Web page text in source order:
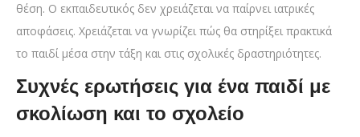
θέση. Ο εκπαιδευτικός δεν χρειάζεται να παίρνει ιατρικές
αποφάσεις. Χρειάζεται να γνωρίζει πώς θα στηρίξει πρακτικά
το παιδί μέσα στην τάξη και στις σχολικές δραστηριότητες.
Συχνές ερωτήσεις για ένα παιδί με
σκολίωση και το σχολείο